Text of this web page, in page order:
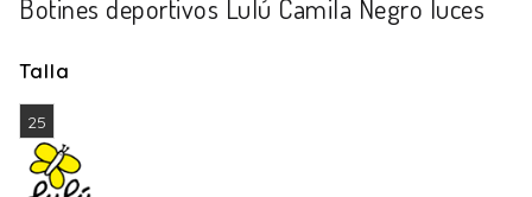
Botines deportivos Lulú Camila Negro luces
Talla
25